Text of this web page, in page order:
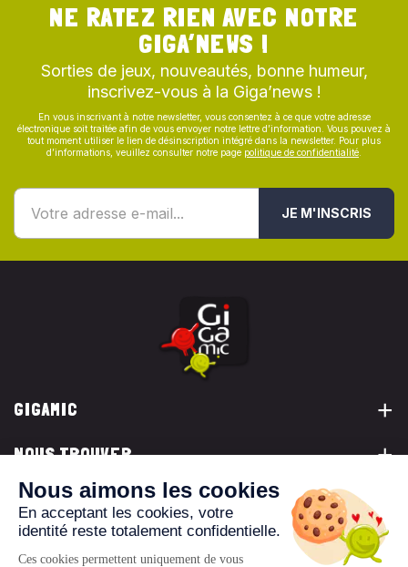
NE RATEZ RIEN AVEC NOTRE
GIGA’NEWS !
Sorties de jeux, nouveautés, bonne humeur,
inscrivez-vous à la Giga’news !
En vous inscrivant à notre newsletter, vous consentez à ce que votre adresse
électronique soit traitée afin de vous envoyer notre lettre d’information. Vous pouvez à
tout moment utiliser le lien de désinscription intégré dans la newsletter. Pour plus
d’informations, veuillez consulter notre page politique de confidentialité
JE M'INSCRIS
GIGAMIC
NOUS TROUVER
VOUS ÊTES...
NOUS CONTACTER